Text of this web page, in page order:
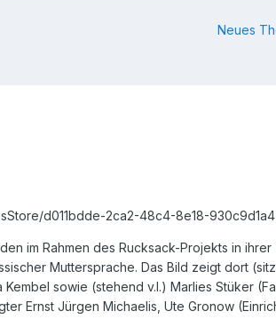
Neues
d011bdde-2ca2-48c4-8e18-
im Rahmen des Rucksack-Projekts in
Muttersprache. Das Bild zeigt dort
sowie (stehend v.l.) Marlies Stüker
Ernst Jürgen Michaelis, Ute Gronow